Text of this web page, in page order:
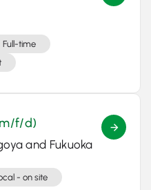
Full-time
f/d)
and Fukuoka
- on site